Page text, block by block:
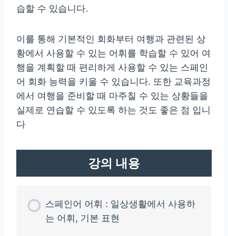
습할 수 있습니다.
이를 통해 기본적인 회화부터 여행과 관련된 상
황에서 사용할 수 있는 어휘를 학습할 수 있어 여
행을 계획할 때 편리하게 사용할 수 있는 스페인
어 회화 능력을 키울 수 있습니다. 또한 교육과정
에서 여행을 준비할 때 마주칠 수 있는 상황들을
실제로 연습할 수 있도록 하는 것도 좋은 점 입니
다
강의 내용
스페인어 어휘 : 일상생활에서 사용하
는 어휘, 기본 표현